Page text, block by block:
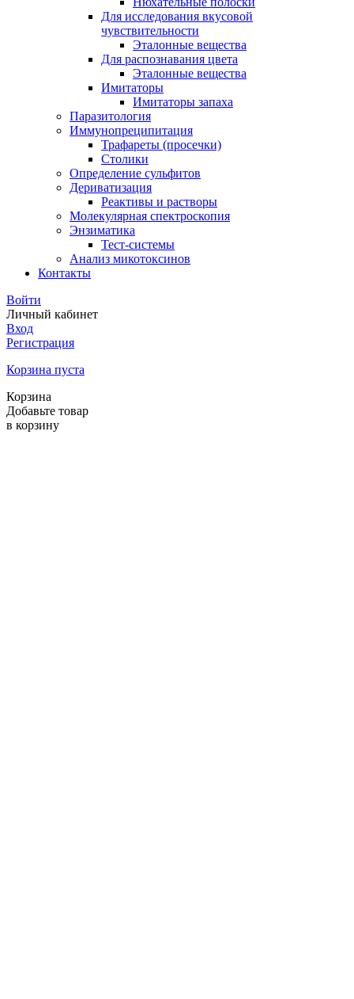
Для исследования вкусовой
чувствительности
Эталонные вещества
Для распознавания цвета
Эталонные вещества
Имитаторы
Имитаторы запаха
Паразитология
Иммунопреципитация
Трафареты (просечки)
Столики
Определение сульфитов
Дериватизация
Реактивы и растворы
Молекулярная спектроскопия
Энзиматика
Тест-системы
Анализ микотоксинов
Контакты
Войти
Личный кабинет
Вход
Регистрация
Корзина пуста
Корзина
Добавьте товар
в корзину